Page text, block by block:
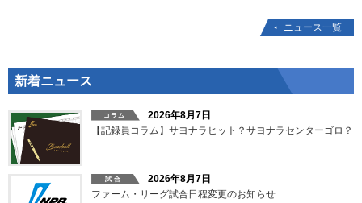
ニュース一覧
新着ニュース
2026年8月7日
【記録員コラム】サヨナラヒット？サヨナラセンターゴロ？
2026年8月7日
ファーム・リーグ試合日程変更のお知らせ